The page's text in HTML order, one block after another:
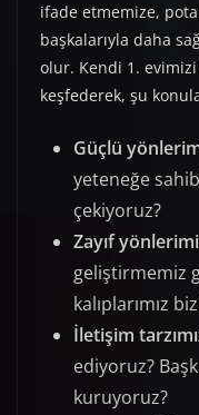
ifade etmemize,
başkalarıyla daha
olur. Kendi 1.
keşfederek, şu
Güçlü
yeteneğe
çekiyoruz?
Zayıf
geliştirmemiz
kalıplarımız
İletişim
ediyoruz?
kuruyoruz?